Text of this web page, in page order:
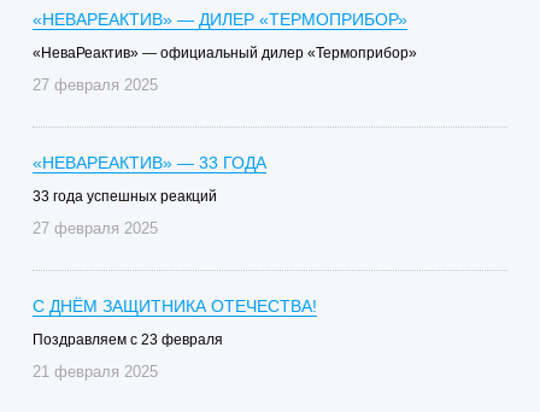
«НЕВАРЕАКТИВ» — ДИЛЕР «ТЕРМОПРИБОР»
«НеваРеактив» — официальный дилер «Термоприбор»
27 февраля 2025
«НЕВАРЕАКТИВ» — 33 ГОДА
33 года успешных реакций
27 февраля 2025
C ДНЁМ ЗАЩИТНИКА ОТЕЧЕСТВА!
Поздравляем с 23 февраля
21 февраля 2025